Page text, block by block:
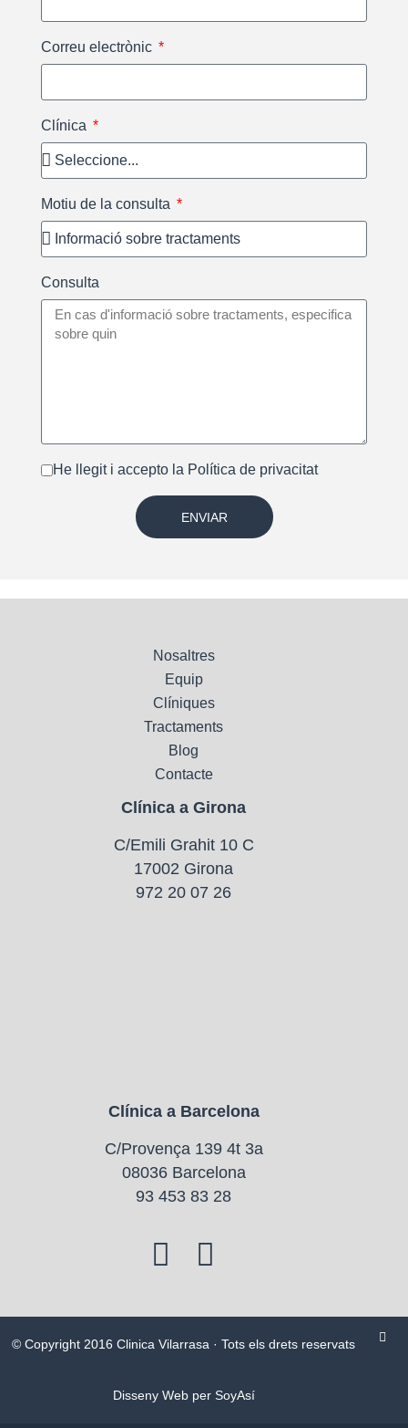
Correu electrònic
Clínica
Motiu de la consulta
Consulta
He llegit i accepto la Política de privacitat
ENVIAR
Nosaltres
Equip
Clíniques
Tractaments
Blog
Contacte
Clínica a Girona
C/Emili Grahit 10 C
17002 Girona
972 20 07 26
Clínica a Barcelona
C/Provença 139 4t 3a
08036 Barcelona
93 453 83 28
© Copyright 2016 Clinica Vilarrasa · Tots els drets reservats
Disseny Web per SoyAsí